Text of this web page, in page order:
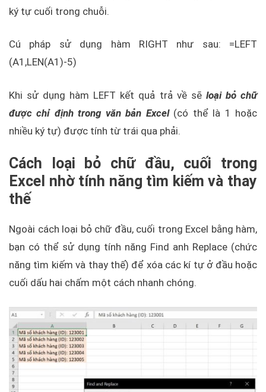
ký tự cuối trong chuỗi.
Cú pháp sử dụng hàm RIGHT như sau: =LEFT
(A1,LEN(A1)-5)
Khi sử dụng hàm LEFT kết quả trả về sẽ loại bỏ chữ
được chỉ định trong văn bản Excel(có thể là 1 hoặc
nhiều ký tự) được tính từ trái qua phải.
Cách loại bỏ chữ đầu, cuối trong
Excel nhờ tính năng tìm kiếm và thay
thế
Ngoài cách loại bỏ chữ đầu, cuối trong Excel bằng hàm,
bạn có thể sử dụng tính năng Find anh Replace (chức
năng tìm kiếm và thay thế) để xóa các kí tự ở đầu hoặc
cuối dấu hai chấm một cách nhanh chóng.